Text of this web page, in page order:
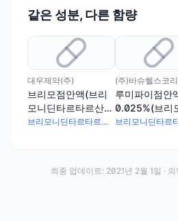
같은 성분, 다른 함량
대우제약(주)
브리모점안액(브리
모니딘타르타르산
염), 브리모점안액브리모니딘타르타르산염 3mg
(주)바슈헬스코
루미파이점안
0.025%(브리
타르타르산염)
최종 업데이트: 2021년 2월 1일 ·